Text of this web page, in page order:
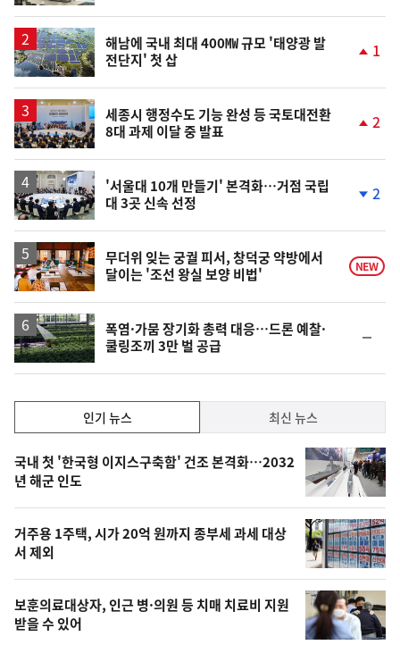
일
해남에 국내 최대 400㎿ 규모 '태양광 발
전단지' 첫 삽
1
세종시 행정수도 기능 완성 등 국토대전환
8대 과제 이달 중 발표
2
'서울대 10개 만들기' 본격화…거점 국립
대 3곳 신속 선정
락
2
무더위 잊는 궁궐 피서, 창덕궁 약방에서
달이는 '조선 왕실 보양 비법'
NEW
폭염·가뭄 장기화 총력 대응…드론 예찰·
쿨링조끼 3만 벌 공급
일
기,
최
신,
오
늘
의
영
상
인기 뉴스 최신 뉴스
기
뉴
스
국내 첫 '한국형 이지스구축함' 건조 본격화…2032
년 해군 인도
거주용 1주택, 시가 20억 원까지 종부세 과세 대상
서 제외
보훈의료대상자, 인근 병·의원 등 치매 치료비 지원
받을 수 있어